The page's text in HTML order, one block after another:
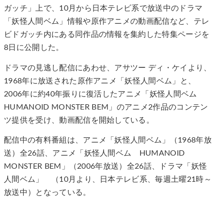
ガッチ」上で、10月から日本テレビ系で放送中のドラマ
「妖怪人間ベム」情報や原作アニメの動画配信など、テレ
ビドガッチ内にある同作品の情報を集約した特集ページを
8日に公開した。
ドラマの見逃し配信にあわせ、アサツー ディ・ケイより、
1968年に放送された原作アニメ「妖怪人間ベム」と、
2006年に約40年振りに復活したアニメ「妖怪人間ベム
HUMANOID MONSTER BEM」のアニメ2作品のコンテン
ツ提供を受け、動画配信を開始している。
配信中の有料番組は、アニメ「妖怪人間ベム」（1968年放
送）全26話、アニメ「妖怪人間ベム HUMANOID
MONSTER BEM」（2006年放送）全26話、ドラマ「妖怪
人間ベム」 （10月より、日本テレビ系、毎週土曜21時～
放送中）となっている。